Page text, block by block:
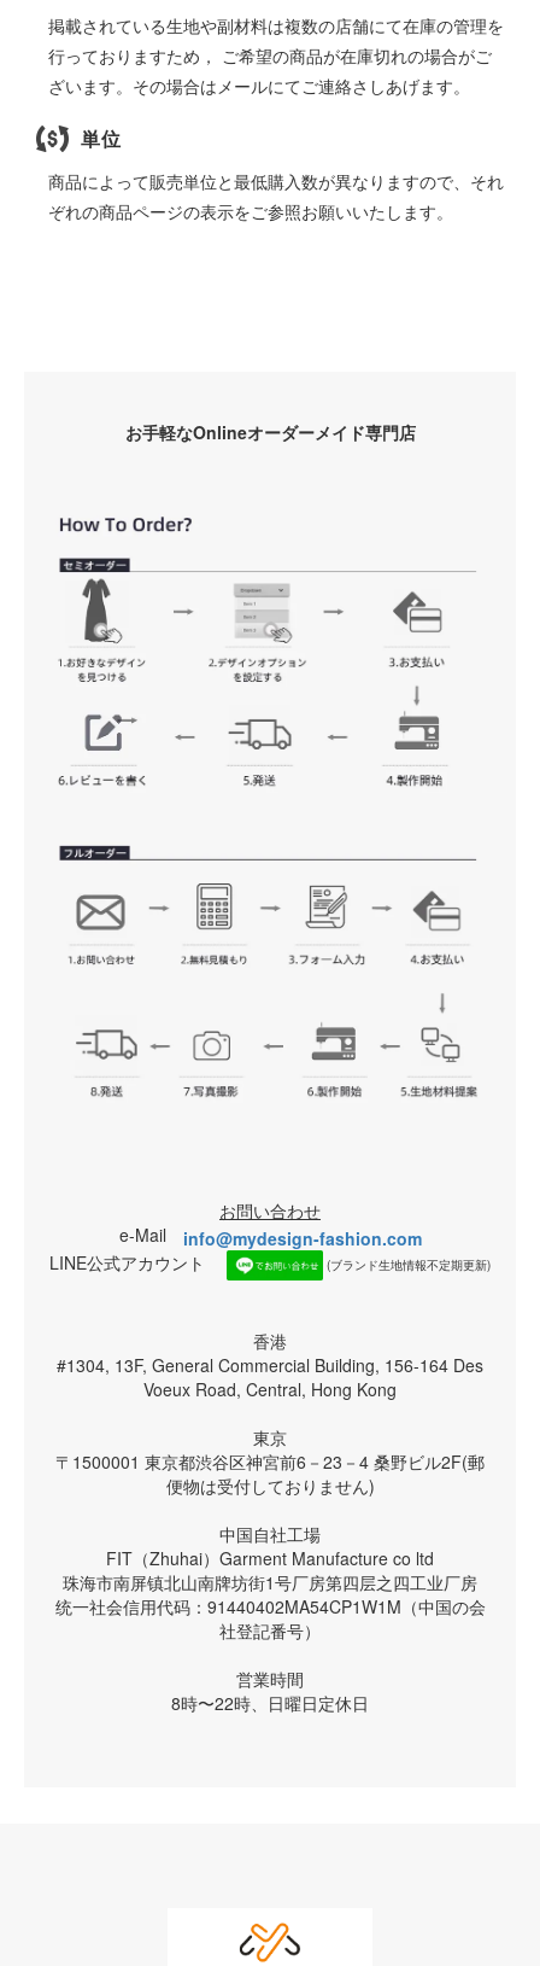
掲載されている生地や副材料は複数の店舗にて在庫の管理を
行っておりますため， ご希望の商品が在庫切れの場合がご
ざいます。その場合はメールにてご連絡さしあげます。
単位
商品によって販売単位と最低購入数が異なりますので、それ
ぞれの商品ページの表示をご参照お願いいたします。
お手軽なOnlineオーダーメイド専門店
お問い合わせ
e-Mail info@mydesign-fashion.com
LINE公式アカウント
(ブランド生地情報不定期更新)
香港
#1304, 13F, General Commercial Building, 156-164 Des
Voeux Road, Central, Hong Kong
東京
〒1500001 東京都渋谷区神宮前6－23－4 桑野ビル2F(郵
便物は受付しておりません)
中国自社工場
FIT（Zhuhai）Garment Manufacture co ltd
珠海市南屏镇北山南牌坊街1号厂房第四层之四工业厂房
统一社会信用代码：91440402MA54CP1W1M（中国の会
社登記番号）
営業時間
8時〜22時、日曜日定休日